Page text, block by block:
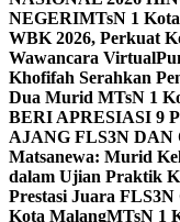
NEGERIMTsN 1
WBK 2026, Perkuat
Wawancara Virtual
Khofifah Serahkan
Dua Murid MTsN 1
BERI APRESIASI 9
AJANG FLS3N DAN
Matsanewa: Murid
dalam Ujian Praktik
Prestasi Juara
Kota MalangMTsN 1